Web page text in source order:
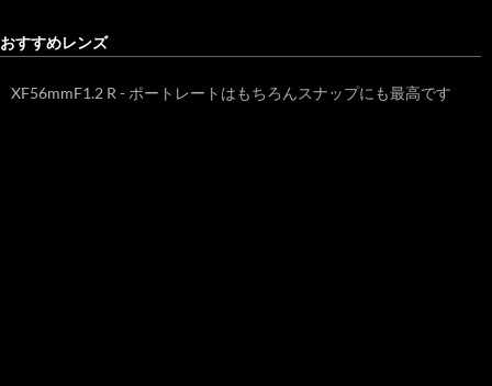
おすすめレンズ
XF56mmF1.2 R - ポートレートはもちろんスナップにも最高です